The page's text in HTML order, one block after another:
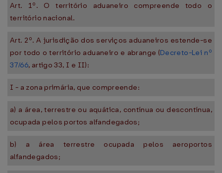
Art. 1º. O território aduaneiro compreende todo o
território nacional.
Art. 2º. A jurisdição dos serviços aduaneiros estende-se
por todo o território aduaneiro e abrange (Decreto-Lei nº
37/66, artigo 33, I e II):
I - a zona primária, que compreende:
a) a área, terrestre ou aquática, contínua ou descontínua,
ocupada pelos portos alfandegados;
b) a área terrestre ocupada pelos aeroportos
alfandegados;